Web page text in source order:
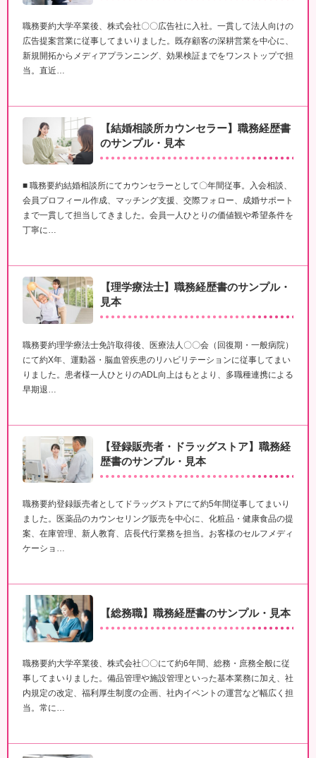
職務要約大学卒業後、株式会社〇〇広告社に入社。一貫して法人向けの
広告提案営業に従事してまいりました。既存顧客の深耕営業を中心に、
新規開拓からメディアプランニング、効果検証までをワンストップで担
当。直近…
【結婚相談所カウンセラー】職務経歴書
のサンプル・見本
■ 職務要約結婚相談所にてカウンセラーとして〇年間従事。入会相談、
会員プロフィール作成、マッチング支援、交際フォロー、成婚サポート
まで一貫して担当してきました。会員一人ひとりの価値観や希望条件を
丁寧に…
【理学療法士】職務経歴書のサンプル・
見本
職務要約理学療法士免許取得後、医療法人〇〇会（回復期・一般病院）
にて約X年、運動器・脳血管疾患のリハビリテーションに従事してまい
りました。患者様一人ひとりのADL向上はもとより、多職種連携による
早期退…
【登録販売者・ドラッグストア】職務経
歴書のサンプル・見本
職務要約登録販売者としてドラッグストアにて約5年間従事してまいり
ました。医薬品のカウンセリング販売を中心に、化粧品・健康食品の提
案、在庫管理、新人教育、店長代行業務を担当。お客様のセルフメディ
ケーショ…
【総務職】職務経歴書のサンプル・見本
職務要約大学卒業後、株式会社〇〇にて約6年間、総務・庶務全般に従
事してまいりました。備品管理や施設管理といった基本業務に加え、社
内規定の改定、福利厚生制度の企画、社内イベントの運営など幅広く担
当。常に…